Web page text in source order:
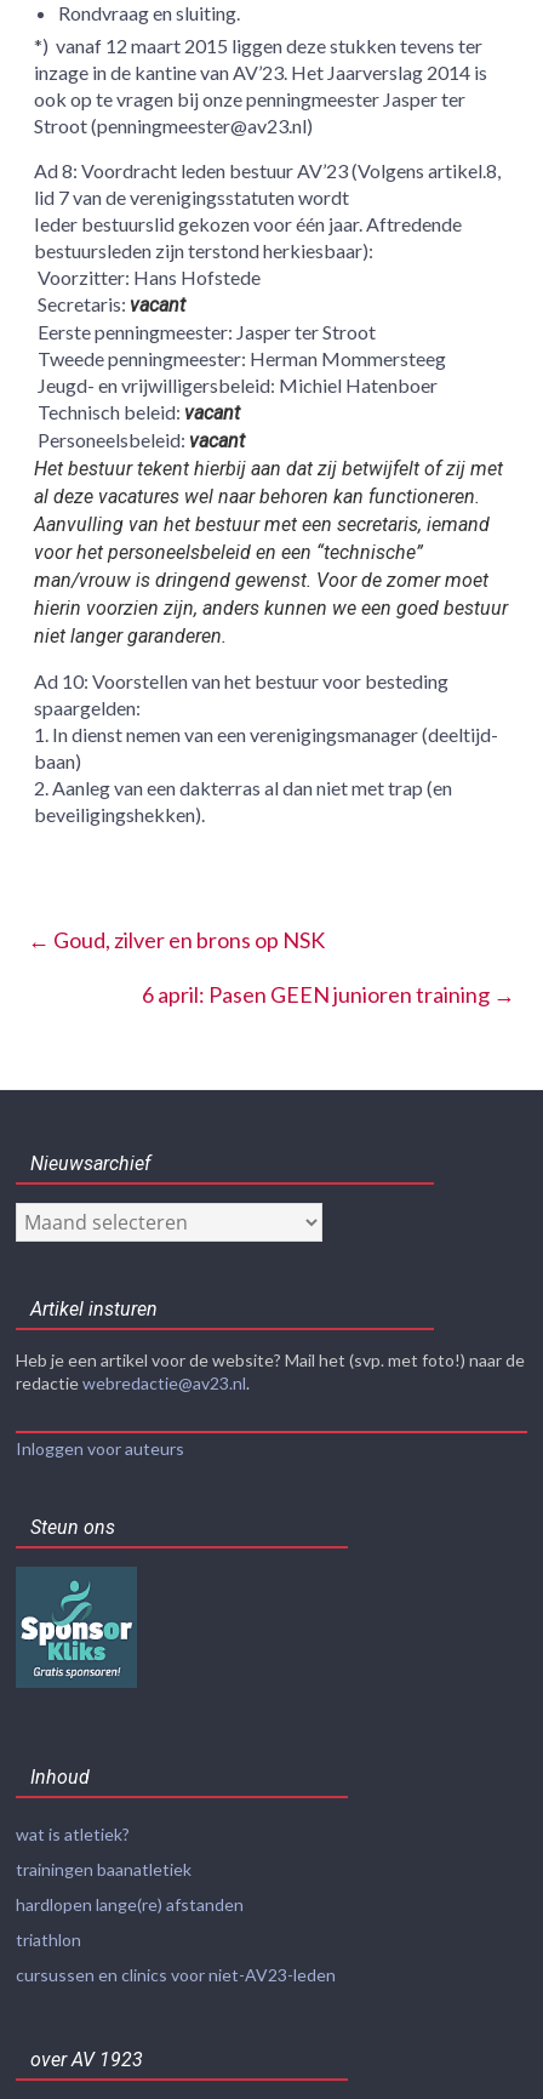
Rondvraag en sluiting.
*) vanaf 12 maart 2015 liggen deze stukken tevens ter
inzage in de kantine van AV’23. Het Jaarverslag 2014 is
ook op te vragen bij onze penningmeester Jasper ter
Stroot (penningmeester@av23.nl)
Ad 8: Voordracht leden bestuur AV’23 (Volgens artikel.8,
lid 7 van de verenigingsstatuten wordt
Ieder bestuurslid gekozen voor één jaar. Aftredende
bestuursleden zijn terstond herkiesbaar):
Voorzitter: Hans Hofstede
Secretaris: vacant
Eerste penningmeester: Jasper ter Stroot
Tweede penningmeester: Herman Mommersteeg
Jeugd- en vrijwilligersbeleid: Michiel Hatenboer
Technisch beleid: vacant
Personeelsbeleid: vacant
Het bestuur tekent hierbij aan dat zij betwijfelt of zij met
al deze vacatures wel naar behoren kan functioneren.
Aanvulling van het bestuur met een secretaris, iemand
voor het personeelsbeleid en een “technische”
man/vrouw is dringend gewenst. Voor de zomer moet
hierin voorzien zijn, anders kunnen we een goed bestuur
niet langer garanderen.
Ad 10: Voorstellen van het bestuur voor besteding
spaargelden:
1. In dienst nemen van een verenigingsmanager (deeltijd-
baan)
2. Aanleg van een dakterras al dan niet met trap (en
beveiligingshekken).
← Goud, zilver en brons op NSK
6 april: Pasen GEEN junioren training →
Nieuwsarchief
Nieuwsarchief
Artikel insturen
Heb je een artikel voor de website? Mail het (svp. met foto!) naar de
redactiewebredactie@av23.nl.
Inloggen voor auteurs
Steun ons
Inhoud
wat is atletiek?
trainingen baanatletiek
hardlopen lange(re) afstanden
triathlon
cursussen en clinics voor niet-AV23-leden
over AV 1923